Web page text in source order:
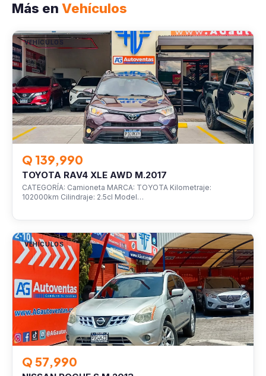
Más en Vehículos
VEHÍCULOS
Q 139,990
TOYOTA RAV4 XLE AWD M.2017
CATEGORÍA: Camioneta MARCA: TOYOTA Kilometraje:
102000km Cilindraje: 2.5cl Model…
VEHÍCULOS
Q 57,990